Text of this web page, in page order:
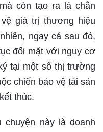
còn tạo ra lá chắn
giá trị thương hiệu
ngay cả sau đó,
đối mặt với nguy cơ
tại một số thị trường
chiến bảo vệ tài sản
thúc.
này là doanh